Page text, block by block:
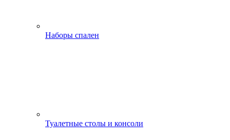
Наборы спален
Туалетные столы и консоли